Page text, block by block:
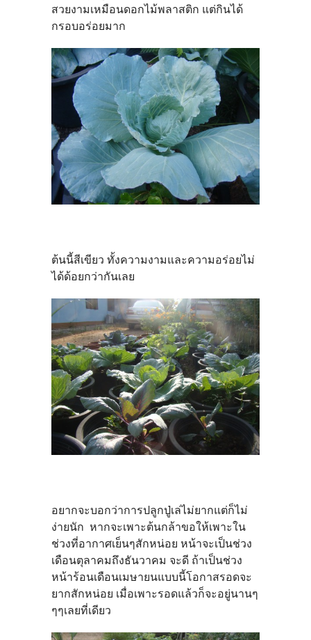
สวยงามเหมือนดอกไม้พลาสติก แต่กินได้
กรอบอร่อยมาก
ต้นนี้สีเขียว ทั้งความงามและความอร่อยไม่
ได้ด้อยกว่ากันเลย
อยากจะบอกว่าการปลูกปู่เล่ไม่ยากแต่ก็ไม่
ง่ายนัก หากจะเพาะต้นกล้าขอให้เพาะใน
ช่วงที่อากาศเย็นๆสักหน่อย หน้าจะเป็นช่วง
เดือนตุลาคมถึงธันวาคม จะดี ถ้าเป็นช่วง
หน้าร้อนเดือนเมษายนแบบนี้โอกาสรอดจะ
ยากสักหน่อย เมื่อเพาะรอดแล้วก็จะอยู่นานๆ
ๆๆเลยที่เดียว